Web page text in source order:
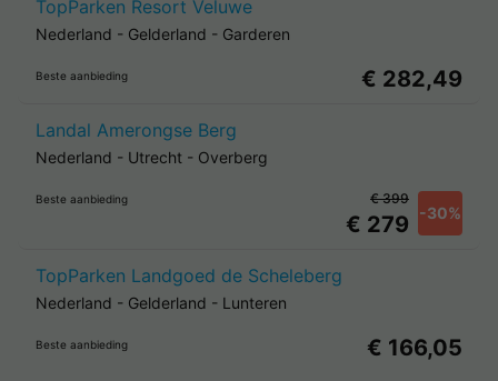
TopParken Resort Veluwe
Nederland - Gelderland - Garderen
Beste aanbieding € 282,49
Landal Amerongse Berg
Nederland - Utrecht - Overberg
Beste aanbieding
€ 279 -30%
€ 399
TopParken Landgoed de Scheleberg
Nederland - Gelderland - Lunteren
Beste aanbieding € 166,05